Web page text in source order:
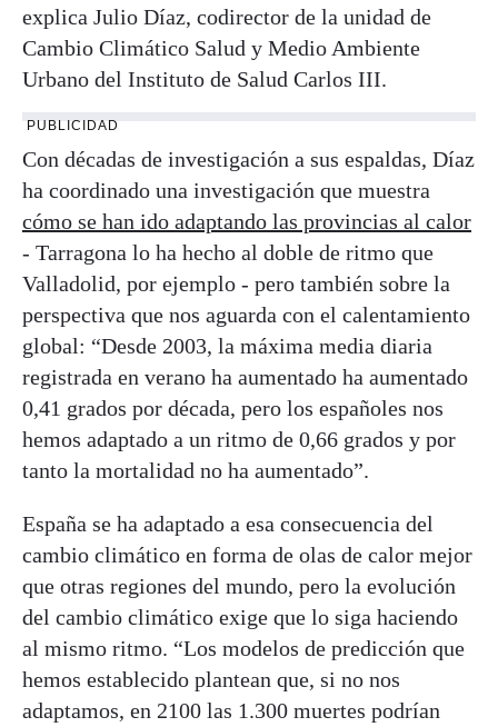
explica Julio Díaz, codirector de la unidad de
Cambio Climático Salud y Medio Ambiente
Urbano del Instituto de Salud Carlos III.
PUBLICIDAD
Con décadas de investigación a sus espaldas, Díaz
ha coordinado una investigación que muestra
cómo se han ido adaptando las provincias al calor
- Tarragona lo ha hecho al doble de ritmo que
Valladolid, por ejemplo - pero también sobre la
perspectiva que nos aguarda con el calentamiento
global: “Desde 2003, la máxima media diaria
registrada en verano ha aumentado ha aumentado
0,41 grados por década, pero los españoles nos
hemos adaptado a un ritmo de 0,66 grados y por
tanto la mortalidad no ha aumentado”.
España se ha adaptado a esa consecuencia del
cambio climático en forma de olas de calor mejor
que otras regiones del mundo, pero la evolución
del cambio climático exige que lo siga haciendo
al mismo ritmo. “Los modelos de predicción que
hemos establecido plantean que, si no nos
adaptamos, en 2100 las 1.300 muertes podrían